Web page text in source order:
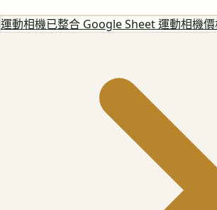
運動相機已整合 Google Sheet 運動相機價